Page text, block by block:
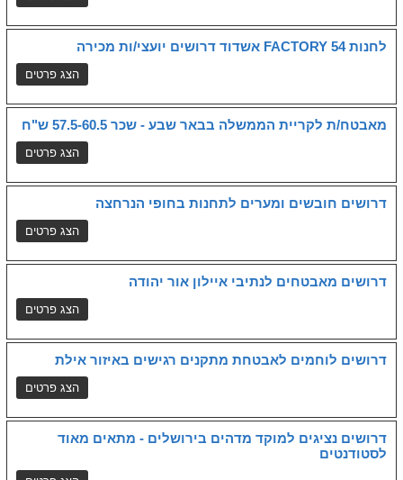
לחנות FACTORY 54 אשדוד דרושים יועצי/ות מכירה
מאבטח/ת לקריית הממשלה בבאר שבע - שכר 57.5-60.5 ש"ח
דרושים חובשים ומערים לתחנות בחופי הנרחצה
דרושים מאבטחים לנתיבי איילון אור יהודה
דרושים לוחמים לאבטחת מתקנים רגישים באיזור אילת
דרושים נציגים למוקד מדהים בירושלים - מתאים מאוד
לסטודנטים